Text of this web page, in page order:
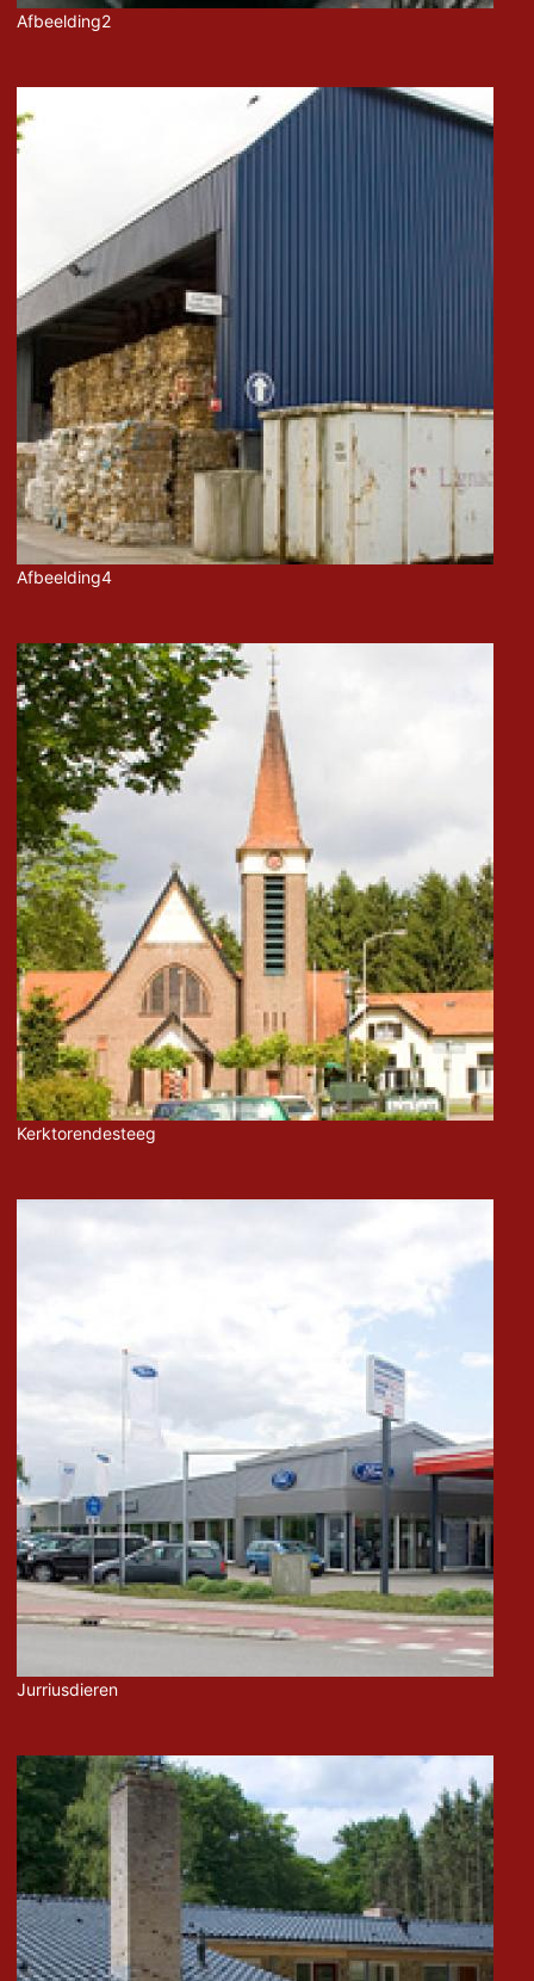
Afbeelding2
Afbeelding4
Kerktorendesteeg
Jurriusdieren